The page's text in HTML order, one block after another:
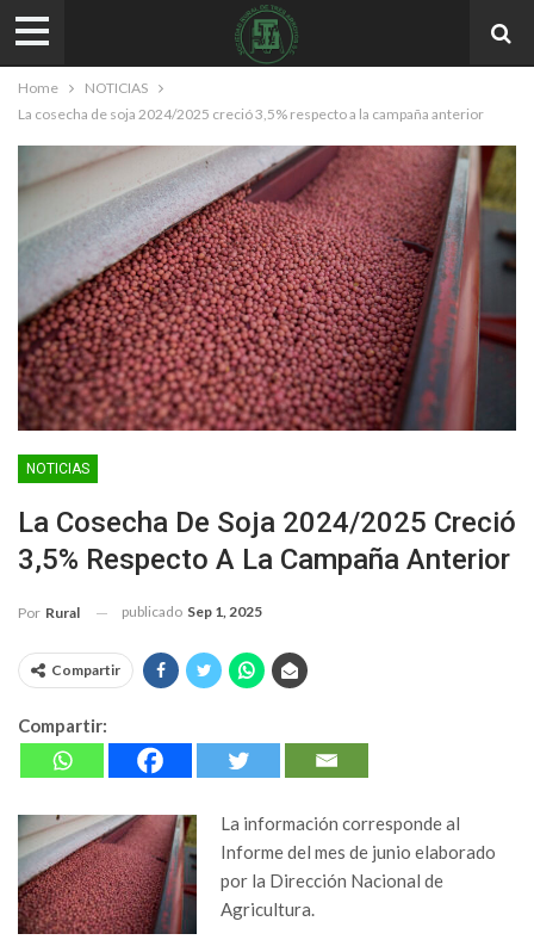
Home
NOTICIAS
La cosecha de soja 2024/2025 creció 3,5% respecto a la campaña anterior
NOTICIAS
La Cosecha De Soja 2024/2025 Creció
3,5% Respecto A La Campaña Anterior
Por Rural publicado Sep 1, 2025
Compartir
Compartir:
La información corresponde al
Informe del mes de junio elaborado
por la Dirección Nacional de
Agricultura.